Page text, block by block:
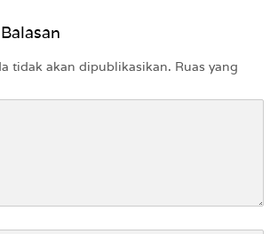
tidak akan dipublikasikan. Ruas yang